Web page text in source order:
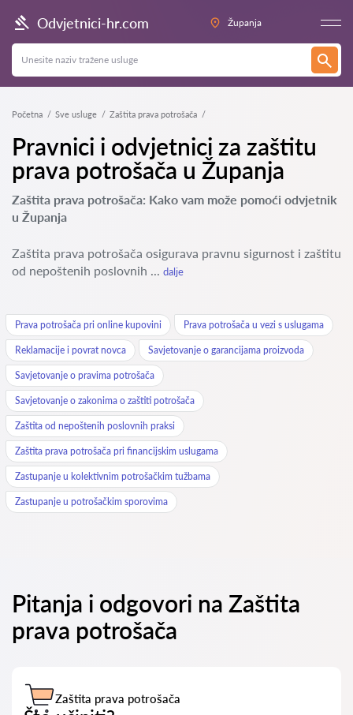
Odvjetnici-hr.com Županja
Početna Sve usluge Zaštita prava potrošača
Pravnici i odvjetnici za zaštitu
prava potrošača u Županja
Zaštita prava potrošača: Kako vam može pomoći odvjetnik
u Županja
Zaštita prava potrošača osigurava pravnu sigurnost i zaštitu
od nepoštenih poslovnih ... dalje
Prava potrošača pri online kupovini Prava potrošača u vezi s uslugama
Reklamacije i povrat novca Savjetovanje o garancijama proizvoda
Savjetovanje o pravima potrošača
Savjetovanje o zakonima o zaštiti potrošača
Zaštita od nepoštenih poslovnih praksi
Zaštita prava potrošača pri financijskim uslugama
Zastupanje u kolektivnim potrošačkim tužbama
Zastupanje u potrošačkim sporovima
Pitanja i odgovori na Zaštita
prava potrošača
Zaštita prava potrošača